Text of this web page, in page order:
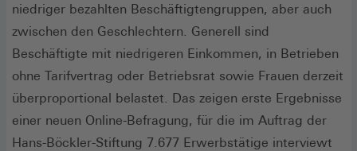
niedriger bezahlten Beschäftigtengruppen, aber auch
zwischen den Geschlechtern. Generell sind
Beschäftigte mit niedrigeren Einkommen, in Betrieben
ohne Tarifvertrag oder Betriebsrat sowie Frauen derzeit
überproportional belastet. Das zeigen erste Ergebnisse
einer neuen Online-Befragung, für die im Auftrag der
Hans-Böckler-Stiftung 7.677 Erwerbstätige interviewt